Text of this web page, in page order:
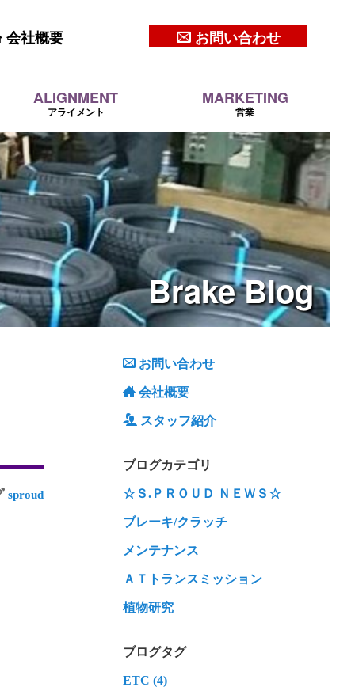
会社概要 お問い合わせ
ALIGNMENT
アライメント
MARKETING
営業
BrakeBlog
sproud
お問い合わせ
会社概要
スタッフ紹介
ブログカテゴリ
☆Ｓ.ＰＲＯＵＤ ＮＥＷＳ☆
ブレーキ/クラッチ
メンテナンス
ＡＴトランスミッション
植物研究
ブログタグ
ETC (4)